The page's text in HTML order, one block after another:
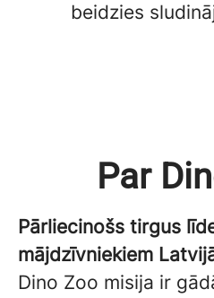
beidzies
Par
Pārliecinošs tirgus
mājdzīvniekiem
Dino Zoo misija ir